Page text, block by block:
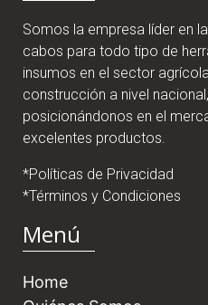
Somos la empresa líder en
cabos para todo tipo de
insumos en el sector
construcción a nivel nacional,
posicionándonos en el
excelentes productos.
*Políticas de Privacidad
*Términos y Condiciones
Menú
Home